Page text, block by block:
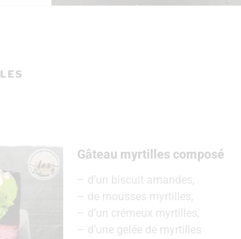
Gâteau myrtilles composé
– d’un biscuit amandes,
– de mousses myrtilles,
– d’un crémeux myrtilles,
– d’une gelée de myrtilles